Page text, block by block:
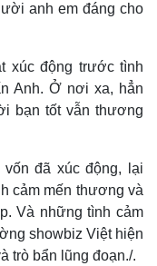
anh em đáng cho
xúc động trước tình
Anh. Ở nơi xa, hẳn
bạn tốt vẫn thương
đã xúc động, lại
cảm mến thương và
Và những tình cảm
showbiz Việt hiện
trò bẩn lũng đoạn./.